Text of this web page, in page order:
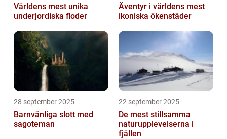
Världens mest unika
underjordiska floder
Äventyr i världens mest
ikoniska ökenstäder
28 september 2025
Barnvänliga slott med
sagoteman
22 september 2025
De mest stillsamma
naturupplevelserna i
fjällen